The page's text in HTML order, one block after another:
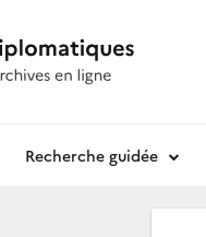
Recherche guidée